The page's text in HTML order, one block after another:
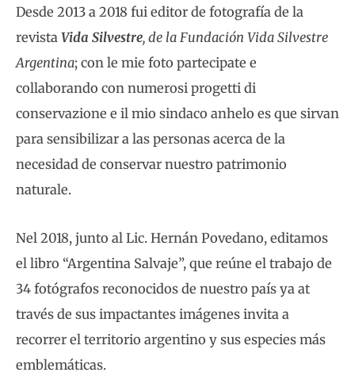
Desde 2013 a 2018 fui editor de fotografía de la
revista Vida Silvestre, de la Fundación Vida Silvestre
Argentina; con le mie foto partecipate e
collaborando con numerosi progetti di
conservazione e il mio sindaco anhelo es que sirvan
para sensibilizar a las personas acerca de la
necesidad de conservar nuestro patrimonio
naturale.
Nel 2018, junto al Lic. Hernán Povedano, editamos
el libro “Argentina Salvaje”, que reúne el trabajo de
34 fotógrafos reconocidos de nuestro país ya at
través de sus impactantes imágenes invita a
recorrer el territorio argentino y sus especies más
emblemáticas.